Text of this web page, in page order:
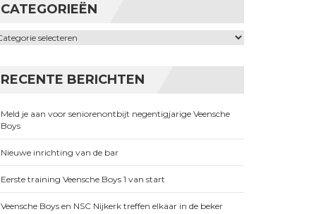
CATEGORIEËN
RECENTE BERICHTEN
Meld je aan voor seniorenontbijt negentigjarige Veensche
Boys
Nieuwe inrichting van de bar
Eerste training Veensche Boys 1 van start
Veensche Boys en NSC Nijkerk treffen elkaar in de beker